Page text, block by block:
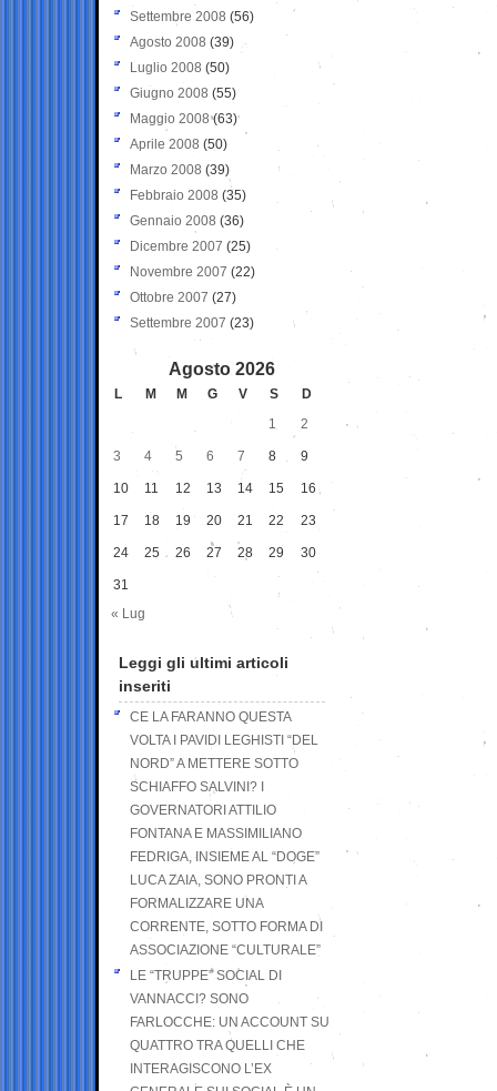
Settembre 2008 (56)
Agosto 2008 (39)
Luglio 2008 (50)
Giugno 2008 (55)
Maggio 2008(63)
Aprile 2008 (50)
Marzo 2008 (39)
Febbraio 2008 (35)
Gennaio 2008 (36)
Dicembre 2007 (25)
Novembre 2007 (22)
Ottobre 2007 (27)
Settembre 2007 (23)
Agosto 2026
L M M G V S
D
1
2
3 4 5 6 7 8 9
10 11 12 13 14 15 16
17 18 19 20 21 22 23
24 25 26 27 28 29 30
31
« Lug
Leggi gli ultimi articoli
inseriti
CE LA FARANNO QUESTA
VOLTA I PAVIDI LEGHISTI “DEL
NORD” A METTERE SOTTO
SCHIAFFO SALVINI? I
GOVERNATORI ATTILIO
FONTANA E MASSIMILIANO
FEDRIGA, INSIEME AL “DOGE”
LUCA ZAIA, SONO PRONTI A
FORMALIZZARE UNA
CORRENTE, SOTTO FORMA DI
ASSOCIAZIONE “CULTURALE”
LE “TRUPPE” SOCIAL DI
VANNACCI? SONO
FARLOCCHE: UN ACCOUNT SU
QUATTRO TRA QUELLI CHE
INTERAGISCONO L’EX